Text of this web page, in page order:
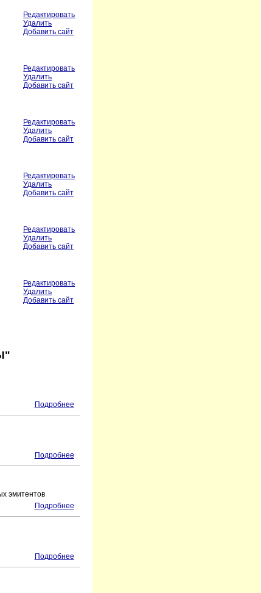
Редактировать
Удалить
Добавить сайт
Редактировать
Удалить
Добавить сайт
Редактировать
Удалить
Добавить сайт
Редактировать
Удалить
Добавить сайт
Редактировать
Удалить
Добавить сайт
Редактировать
Удалить
Добавить сайт
Подробнее
Подробнее
эмитентов
Подробнее
Подробнее